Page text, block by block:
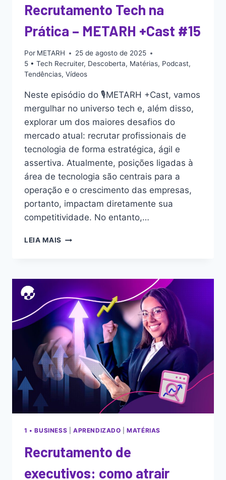
Recrutamento Tech na
Prática – METARH +Cast #15
Por METARH
25 de agosto de 2025
5 • Tech Recruiter, Descoberta, Matérias, Podcast,
Tendências, Vídeos
Neste episódio do 🎙️METARH +Cast, vamos
mergulhar no universo tech e, além disso,
explorar um dos maiores desafios do
mercado atual: recrutar profissionais de
tecnologia de forma estratégica, ágil e
assertiva. Atualmente, posições ligadas à
área de tecnologia são centrais para a
operação e o crescimento das empresas,
portanto, impactam diretamente sua
competitividade. No entanto,…
LEIA MAIS
1 • BUSINESS APRENDIZADO |MATÉRIAS
Recrutamento de
executivos: como atrair